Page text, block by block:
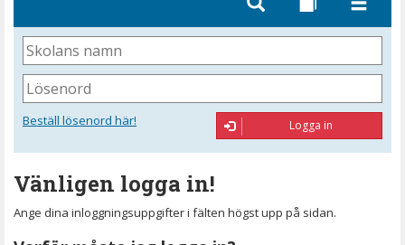
Skolans
namn
Lösenord
Beställ lösenord här! Logga in
Vänligen logga in!
Ange dina inloggningsuppgifter i fälten högst upp på sidan.